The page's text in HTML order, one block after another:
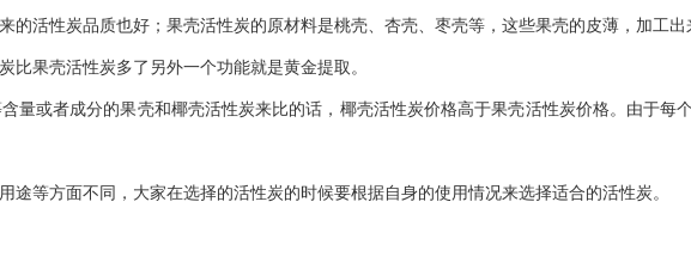
活性炭品质也好；果壳活性炭的原材料是桃壳、杏壳、枣壳等，这些果壳的皮薄，加工出
果壳活性炭多了另外一个功能就是黄金提取。
量或者成分的果壳和椰壳活性炭来比的话，椰壳活性炭价格高于果壳活性炭价格。由于每
等方面不同，大家在选择的活性炭的时候要根据自身的使用情况来选择适合的活性炭。